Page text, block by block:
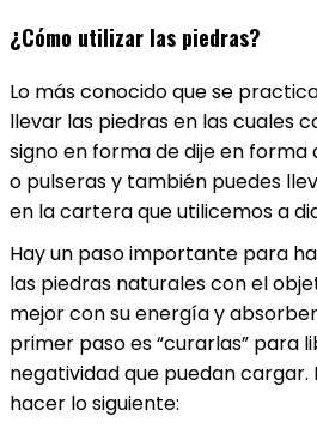
¿Cómo utilizar las piedras?
Lo más conocido que se
llevar las piedras en las cuales
signo en forma de dije en forma
o pulseras y también puedes
en la cartera que utilicemos a
Hay un paso importante para
las piedras naturales con el
mejor con su energía y
primer paso es “curarlas” para
negatividad que puedan
hacer lo siguiente: